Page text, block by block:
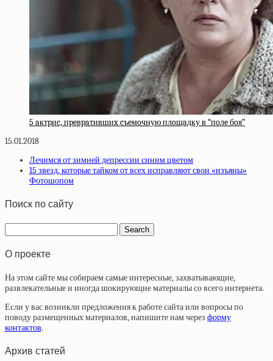
5 aктpиc, пpeвpaтившиx cъeмoчную плoщaдку в “пoлe бoя”
15.01.2018
Лечимся от зимней депрессии синим цветом
15 звезд, которые тайком от всех исправляют свои «изъяны»
Фотошопом
Поиск по сайту
О проекте
На этом сайте мы собираем самые интересные, захватывающие,
развлекательные и иногда шокирующие материалы со всего интернета.
Если у вас возникли предложения к работе сайта или вопросы по
поводу размещенных материалов, напишите нам через форму
контактов.
Архив статей